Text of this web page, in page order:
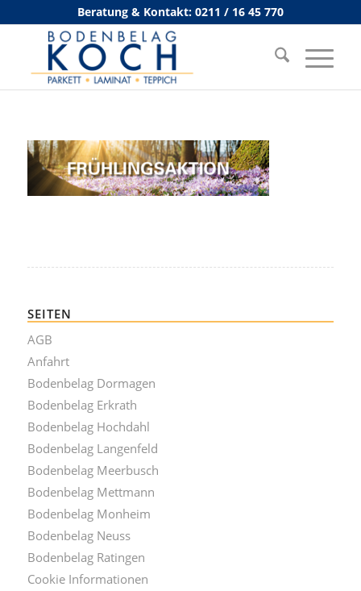
Beratung & Kontakt: 0211 / 16 45 770
SEITEN
AGB
Anfahrt
Bodenbelag Dormagen
Bodenbelag Erkrath
Bodenbelag Hochdahl
Bodenbelag Langenfeld
Bodenbelag Meerbusch
Bodenbelag Mettmann
Bodenbelag Monheim
Bodenbelag Neuss
Bodenbelag Ratingen
Cookie Informationen